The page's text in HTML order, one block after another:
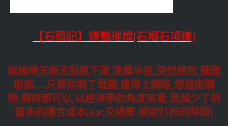
【石頭記】嬌豔璀燦(石榴石項鍊)
無論晴天雨天刮風下雨,凌晨半夜,突然想到,蓬頭
垢面....只要你開了電腦,連得上網路,想逛街購
物,隨時都可以,以經濟學的角度來看,是減少了相
當多的隱含成本(ex:交通費.梳妝打扮的時間)